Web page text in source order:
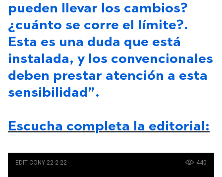
pueden llevar los cambios?
¿cuánto se corre el límite?.
Esta es una duda que está
instalada, y los convencionales
deben prestar atención a esta
sensibilidad”.
Escucha completa la editorial: